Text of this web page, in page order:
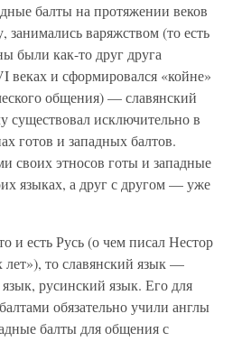
балты на протяжении веков
занимались варяжством (то есть
были как-то друг друга
и сформировался «койне»
общения) — славянский
существовал исключительно в
готов и западных балтов.
своих этносов готы и западные
языках, а друг с другом — уже
и есть Русь (о чем писал Нестор
то славянский язык —
русинский язык. Его для
обязательно учили англы
балты для общения с